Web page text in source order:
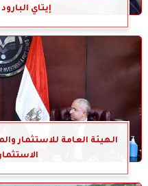
إيتاي
الهيئة العامة للاستثمار